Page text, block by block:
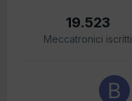
19.523
Meccatronici iscritti